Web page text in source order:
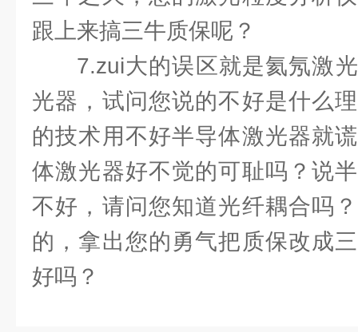
跟上来搞三牛质保呢？
7.zui大的误区就是氦氖激
光器，试问您说的不好是什么
的技术用不好半导体激光器就
体激光器好不觉的可耻吗？说
不好，请问您知道光纤耦合吗
的，拿出您的勇气把质保改成
好吗？